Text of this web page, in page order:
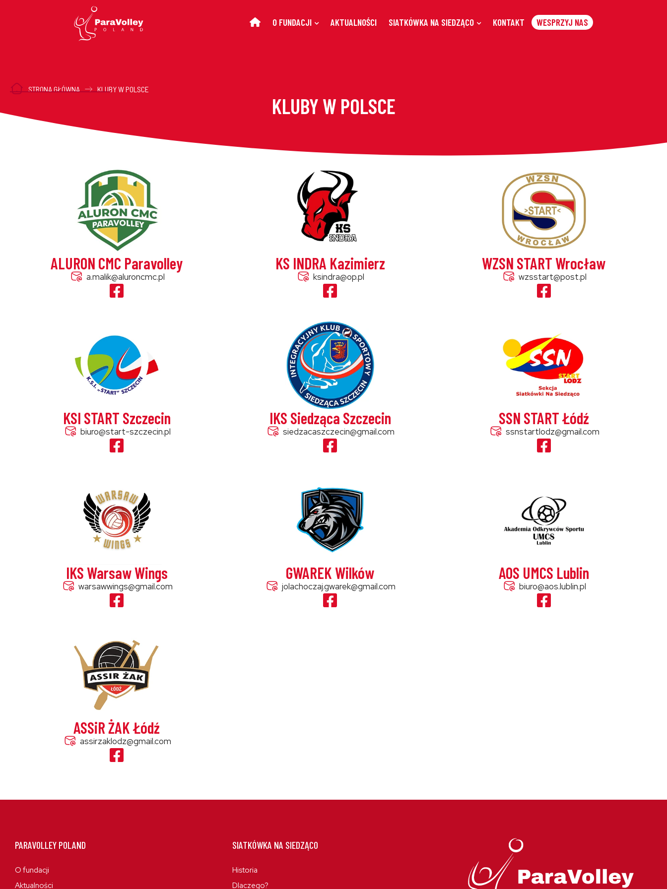
O FUNDACJI AKTUALNOŚCI SIATKÓWKA NA SIEDZĄCO KONTAKT WESPRZYJ NAS
STRONA GŁÓWNA KLUBY W POLSCE
KLUBY W POLSCE
ALURON CMC Paravolley
a.malik@aluroncmc.pl
KS INDRA Kazimierz
ksindra@op.pl
WZSN START Wrocław
wzsstart@post.pl
KSI START Szczecin
biuro@start-szczecin.pl
IKS Siedząca Szczecin
siedzacaszczecin@gmail.com
SSN START Łódź
ssnstartlodz@gmail.com
IKS Warsaw Wings
warsawwings@gmail.com
GWAREK Wilków
jolachoczaj.gwarek@gmail.com
AOS UMCS Lublin
biuro@aos.lublin.pl
ASSiR ŻAK Łódź
assirzaklodz@gmail.com
PARAVOLLEY POLAND
O fundacji
Aktualności
SIATKÓWKA NA SIEDZĄCO
Historia
Dlaczego?